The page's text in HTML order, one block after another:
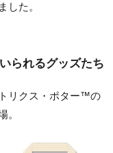
した。
られるグッズたち
リクス・ポター™️の
。